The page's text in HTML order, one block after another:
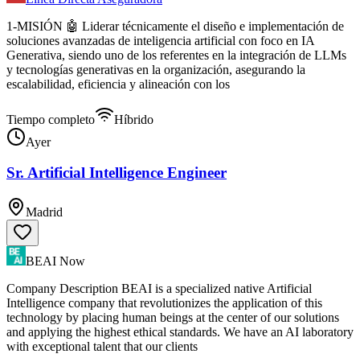
1-MISIÓN 🤖 Liderar técnicamente el diseño e implementación de
soluciones avanzadas de inteligencia artificial con foco en IA
Generativa, siendo uno de los referentes en la integración de LLMs
y tecnologías generativas en la organización, asegurando la
escalabilidad, eficiencia y alineación con los
Tiempo completo
Híbrido
Ayer
Sr. Artificial Intelligence Engineer
Madrid
BEAI Now
Company Description BEAI is a specialized native Artificial
Intelligence company that revolutionizes the application of this
technology by placing human beings at the center of our solutions
and applying the highest ethical standards. We have an AI laboratory
with exceptional talent that our clients